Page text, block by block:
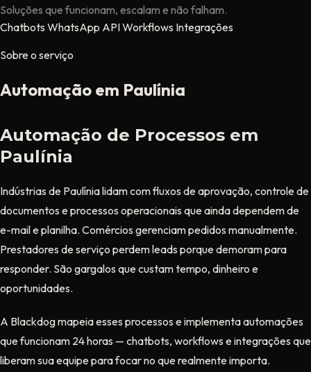
Soluções que funcionam, escalam e não falham.
Chatbots WhatsApp APIWorkflows Integrações
Sobre o serviço
Automação em Paulínia
Automação de Processos em
Paulínia
Indústrias de Paulínia lidam com fluxos de aprovação, controle de
documentos e processos operacionais que ainda dependem de
e-mail e planilha. Comércios gerenciam pedidos manualmente.
Prestadores de serviço perdem leads porque demoram para
responder. São gargalos que custam tempo, dinheiro e
oportunidades.
A Blackdog mapeia esses processos e implementa automações
que funcionam 24 horas — chatbots, workflows e integrações que
liberam sua equipe para focar no que realmente importa.